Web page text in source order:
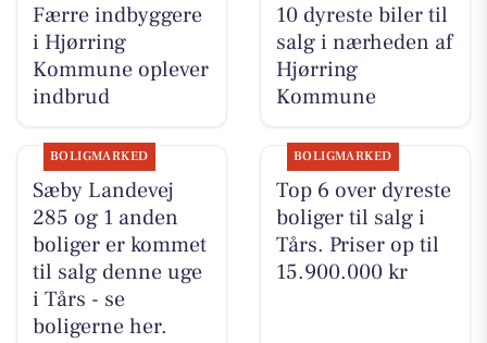
Færre indbyggere
i Hjørring
Kommune oplever
indbrud
10 dyreste biler til
salg i nærheden af
Hjørring
Kommune
BOLIGMARKED
Sæby Landevej
285 og 1 anden
boliger er kommet
til salg denne uge
i Tårs - se
boligerne her.
BOLIGMARKED
Top 6 over dyreste
boliger til salg i
Tårs. Priser op til
15.900.000 kr